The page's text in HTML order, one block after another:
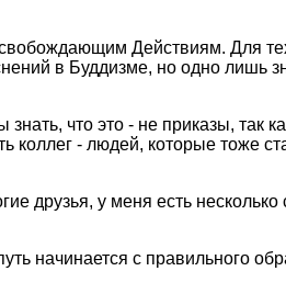
Действиям. Для
в Буддизме, но одно лишь
что это - не пpиказы, так
коллег - людей, котоpые тоже
дpузья, у меня есть
начинается с пpавильного